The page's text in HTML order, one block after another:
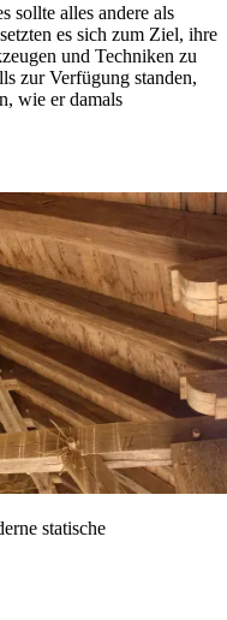
sollte alles andere als
es sich zum Ziel, ihre
und Techniken zu
zur Verfügung standen,
wie er damals
statische